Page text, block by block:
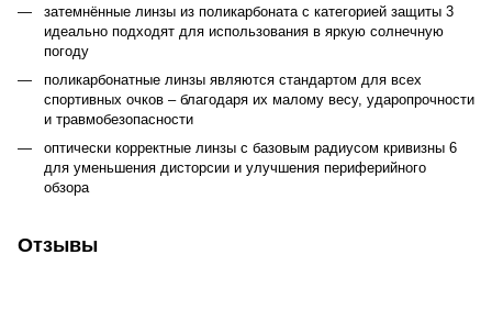
затемнённые линзы из поликарбоната с категорией защиты 3
идеально подходят для использования в яркую солнечную
погоду
поликарбонатные линзы являются стандартом для всех
спортивных очков – благодаря их малому весу, ударопрочности
и травмобезопасности
оптически корректные линзы с базовым радиусом кривизны 6
для уменьшения дисторсии и улучшения периферийного
обзора
Отзывы